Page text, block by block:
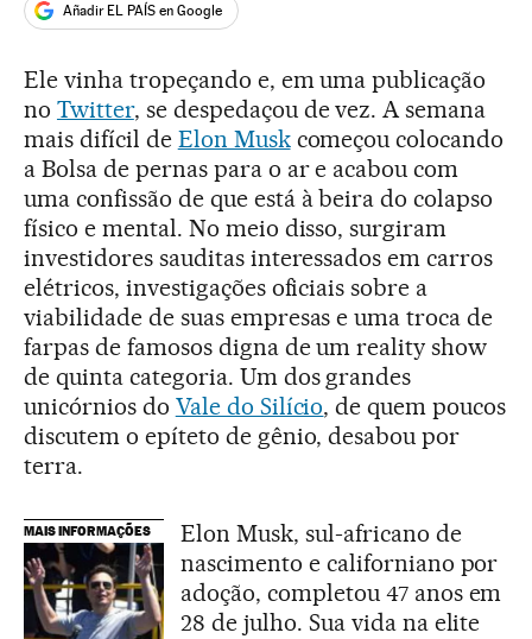
Añadir EL PAÍS en Google
Ele vinha tropeçando e, em uma publicação
no Twitter, se despedaçou de vez. A semana
mais difícil de Elon Muskcomeçou colocando
a Bolsa de pernas para o ar e acabou com
uma confissão de que está à beira do colapso
físico e mental. No meio disso, surgiram
investidores sauditas interessados em carros
elétricos, investigações oficiais sobre a
viabilidade de suas empresas e uma troca de
farpas de famosos digna de um reality show
de quinta categoria. Um dos grandes
unicórnios do Vale do Silício, de quem poucos
discutem o epíteto de gênio, desabou por
terra.
MAIS INFORMAÇÕES
Elon Musk, sul-africano de
nascimento e californiano por
adoção, completou 47 anos em
28 de julho. Sua vida na elite